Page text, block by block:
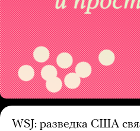
WSJ: разведка США